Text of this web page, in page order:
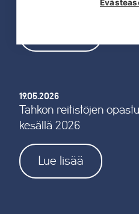
19.05.2026
Tahkon reitistöjen
kesällä 2026
Lue lisää